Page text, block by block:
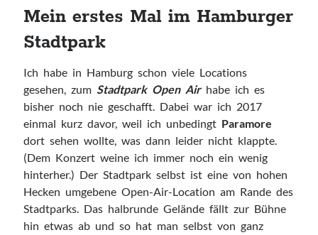
How deep is your love
Nicorola
Archiv
Archiv
Impressum
Datenschutz
Mein erstes Mal im Hamburger
Stadtpark
Ich habe in Hamburg schon viele Locations
gesehen, zumStadtpark Open Air habe ich es
bisher noch nie geschafft. Dabei war ich 2017
einmal kurz davor, weil ich unbedingt Paramore
dort sehen wollte, was dann leider nicht klappte.
(Dem Konzert weine ich immer noch ein wenig
hinterher.) Der Stadtpark selbst ist eine von hohen
Hecken umgebene Open-Air-Location am Rande des
Stadtparks. Das halbrunde Gelände fällt zur Bühne
hin etwas ab und so hat man selbst von ganz